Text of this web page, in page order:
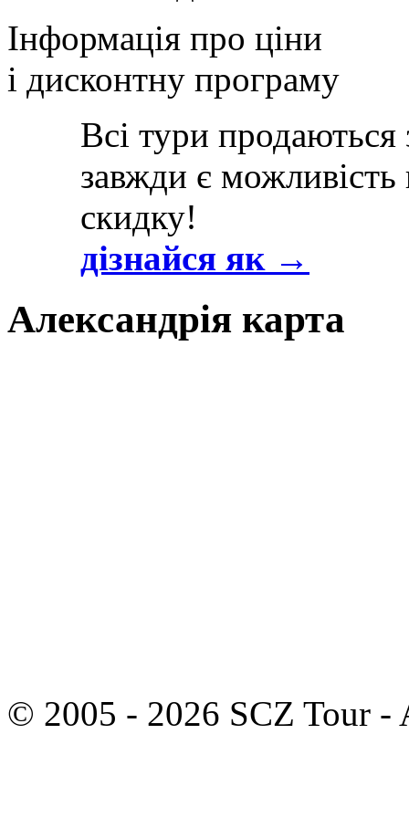
Інформація про ціни
і дисконтну програму
Всі тури продаються
завжди є
скидку!
дізнайся як →
Александрія карта
© 2005 - 2026 SCZ Tour -